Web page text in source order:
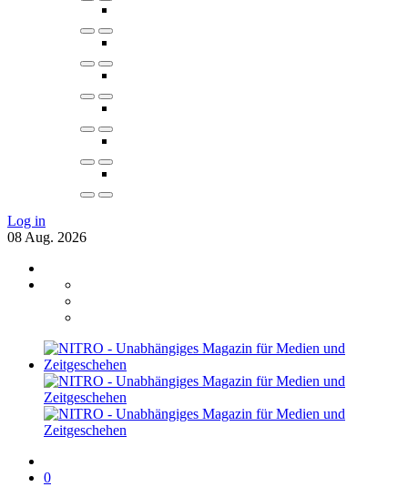
Log in
08 Aug. 2026
0